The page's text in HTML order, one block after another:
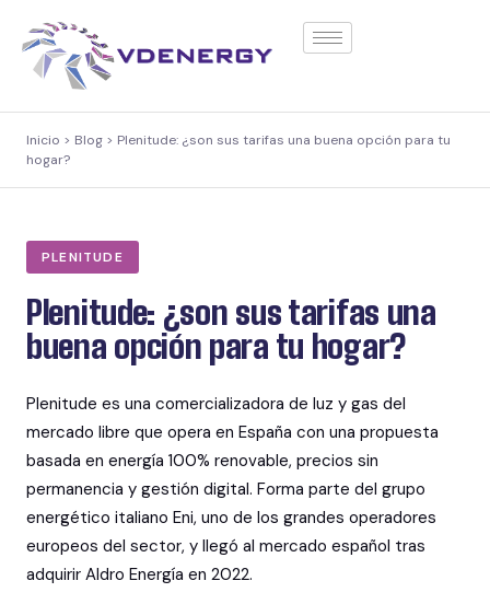
Inicio > Blog > Plenitude: ¿son sus tarifas una buena opción para tu
hogar?
PLENITUDE
Plenitude: ¿son sus tarifas una
buena opción para tu hogar?
Plenitude es una comercializadora de luz y gas del
mercado libre que opera en España con una propuesta
basada en energía 100% renovable, precios sin
permanencia y gestión digital. Forma parte del grupo
energético italiano Eni, uno de los grandes operadores
europeos del sector, y llegó al mercado español tras
adquirir Aldro Energía en 2022.